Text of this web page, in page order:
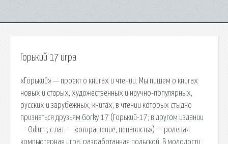
Горький 17 игра
«Горький» — проект о книгах и чтении. Мы пишем о книгах
новых и старых, художественных и научно-популярных,
русских и зарубежных, книгах, в чтении которых стыдно
признаться друзьям Gorky 17 (Горький-17; в другом издании
— Odium, с лат. — «отвращение, ненависть») — ролевая
компьютерная игра, разработанная польской. В молодости